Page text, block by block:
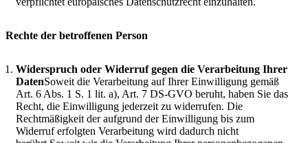
Rechte der betroffenen Person
Widerspruch oder Widerruf gegen die Verarbeitung Ihrer
DatenSoweit die Verarbeitung auf Ihrer Einwilligung gemäß
Art. 6 Abs. 1 S. 1 lit. a), Art. 7 DS-GVO beruht, haben Sie das
Recht, die Einwilligung jederzeit zu widerrufen. Die
Rechtmäßigkeit der aufgrund der Einwilligung bis zum
Widerruf erfolgten Verarbeitung wird dadurch nicht